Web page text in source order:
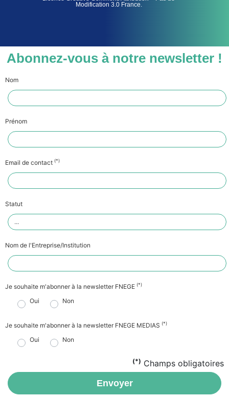
Modification 3.0 France.
Abonnez-vous à notre newsletter !
Nom
Prénom
Email de contact (*)
Statut
Nom de l'Entreprise/Institution
Je souhaite m'abonner à la newsletter FNEGE (*)
Oui Non
Je souhaite m'abonner à la newsletter FNEGE MEDIAS (*)
Oui Non
(*) Champs obligatoires
Envoyer